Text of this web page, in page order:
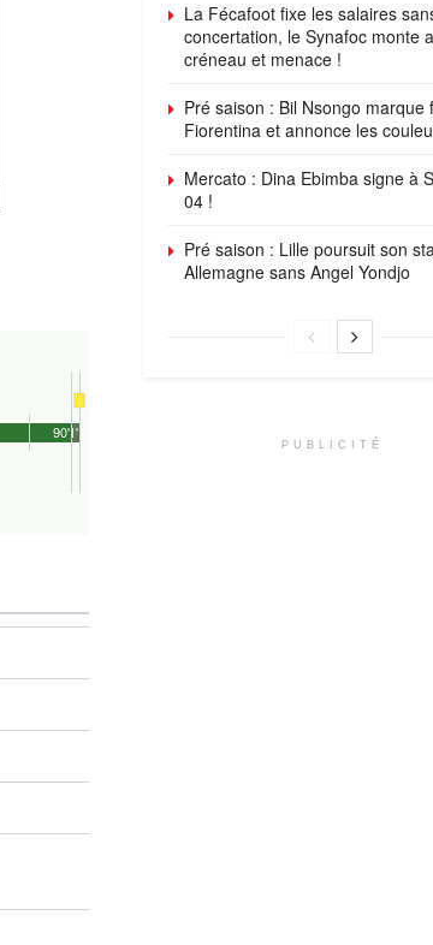
90'1'
La Fécafoot fixe les salaires
concertation, le Synafoc monte
créneau et menace !
Pré saison : Bil Nsongo marque
Fiorentina et annonce les
Mercato : Dina Ebimba signe à
04 !
Pré saison : Lille poursuit son
Allemagne sans Angel Yondjo
PUBLICITÉ